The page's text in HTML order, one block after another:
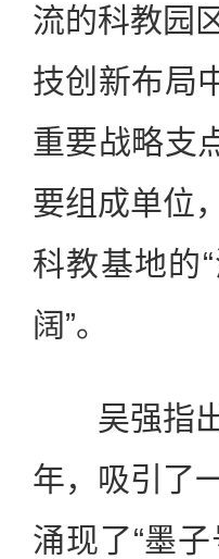
流的科教园
技创新布局
重要战略支
要组成单位
科教基地的
阔”。
吴强指出
年，吸引了
涌现了“墨